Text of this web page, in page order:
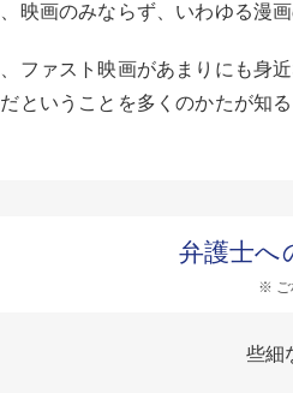
映画のみならず、いわゆる漫
ファスト映画があまりにも身
ということを多くのかたが知
弁護士へ
※ ご
些細